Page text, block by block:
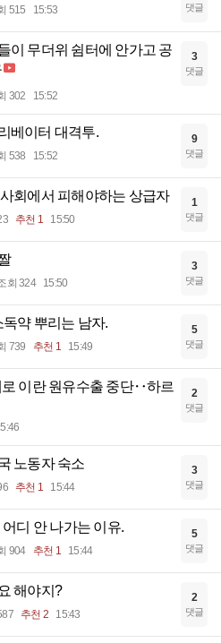
515 15:53 댓글
이 무더위 쉼터에 안가고 공
302 15:52
3
댓글
베이터 대격투.
538 15:52
9
댓글
회에서 피해야하는 상급자
추천 1 15:50
1
댓글
회 324 15:50
3
댓글
약 뿌리는 남자.
739 추천 1 15:49
5
댓글
이란 원유수출 중단‥하르
2
댓글
노동자 숙소
추천 1 15:44
3
댓글
디 안 나가는 이유.
904 추천 1 15:44
5
댓글
해야지?
추천 2 15:43
2
댓글